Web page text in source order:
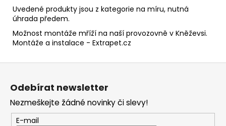
Uvedené produkty jsou z kategorie na míru, nutná
úhrada předem.
Možnost montáže mříží na naší provozovně v Kněževsi.
Montáže a instalace - Extrapet.cz
Z
Odebírat newsletter
Nezmeškejte žádné novinky či slevy!
E-mail